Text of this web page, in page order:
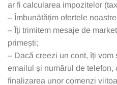
ar fi calcularea impozitelor
– Îmbunătățim ofertele
– Îți trimitem mesaje de
primești;
– Dacă creezi un cont, îți vom
emailul și numărul de telefon,
finalizarea unor comenzi